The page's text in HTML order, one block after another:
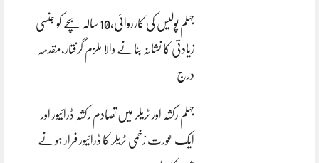
جہلم پولیس کی کارروائی،10 سالہ بچے کو جنسی
زیادتی کا نشانہ بنانے والا ملزم گرفتار،مقدمہ
درج
جہلم رکشہ اور ٹریلر میں تصادم رکشہ ڈرائیور اور
ایک عورت زخمی ٹریلر کا ڈرائیور فرار ہونے